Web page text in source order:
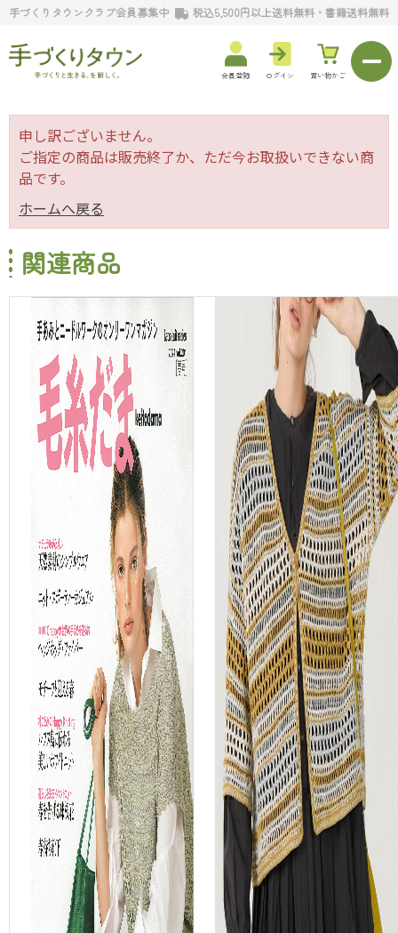
手づくりタウンクラブ会員募集中 税込5,500円以上送料無料・書籍送料無料
会員登録 ログイン 買い物かご
申し訳ございません。
ご指定の商品は販売終了か、ただ今お取扱いできない商
品です。
ホームへ戻る
関連商品